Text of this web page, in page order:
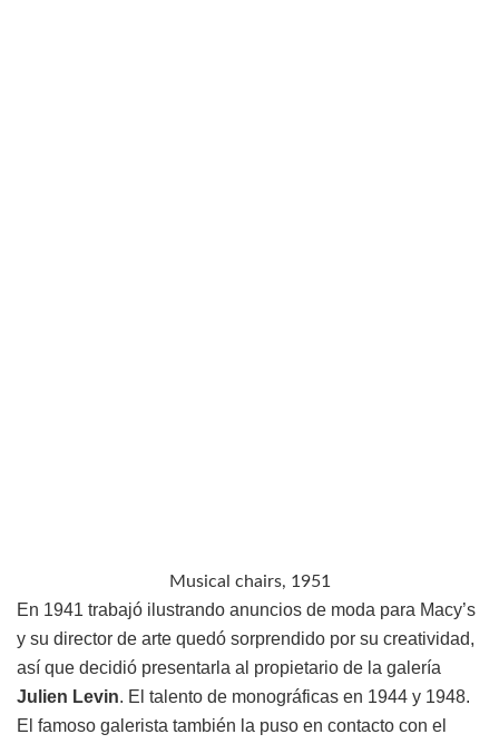
Musical chairs, 1951
En 1941 trabajó ilustrando anuncios de moda para Macy’s
y su director de arte quedó sorprendido por su creatividad,
así que decidió presentarla al propietario de la galería
Julien Levin. El talento de monográficas en 1944 y 1948.
El famoso galerista también la puso en contacto con el